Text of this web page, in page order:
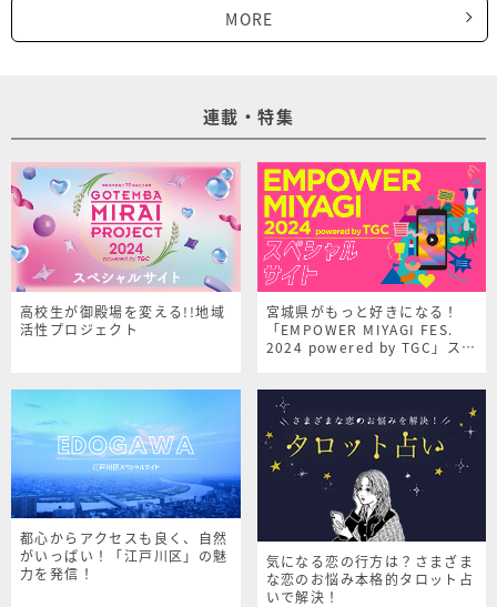
MORE
連載・特集
高校生が御殿場を変える!!地域
活性プロジェクト
宮城県がもっと好きになる！
「EMPOWER MIYAGI FES.
2024 powered by TGC」スペ
都心からアクセスも良く、自然
がいっぱい！「江戸川区」の魅
力を発信！
気になる恋の行方は？さまざま
な恋のお悩み本格的タロット占
いで解決！